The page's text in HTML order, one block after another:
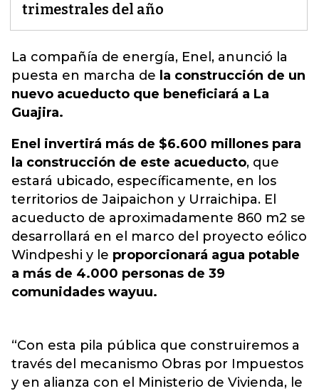
trimestrales del año
La compañía de energía, Enel , anunció la
puesta en marcha de la construcción de un
nuevo acueducto que beneficiará a La
Guajira.
Enel invertirá más de $6.600 millones para
la construcción de este acueducto, que
estará ubicado, específicamente, en los
territorios de Jaipaichon y Urraichipa. El
acueducto de aproximadamente 860 m2 se
desarrollará en el marco del proyecto eólico
Windpeshi y le proporcionará agua potable
a más de 4.000 personas de 39
comunidades wayuu.
“Con esta pila pública que construiremos a
través del mecanismo Obras por Impuestos
y en alianza con el Ministerio de Vivienda, le